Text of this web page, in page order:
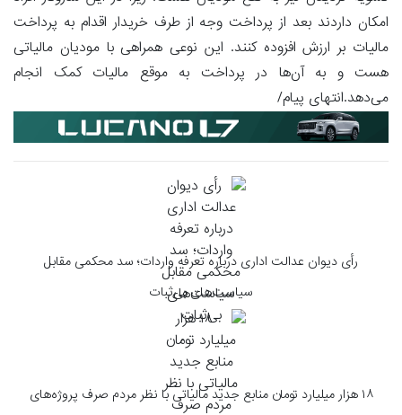
امکان داردند بعد از پرداخت وجه از طرف خریدار اقدام به پرداخت
مالیات بر ارزش افزوده کنند. این نوعی همراهی با مودیان مالیاتی
هست و به آن‌ها در پرداخت به موقع مالیات کمک انجام
می‌دهد.انتهای پیام/
رأی دیوان عدالت اداری درباره تعرفه واردات؛ سد محکمی مقابل
سیاست‌های بی‌ثبات
۱۸ هزار میلیارد تومان منابع جدید مالیاتی با نظر مردم صرف پروژه‌های